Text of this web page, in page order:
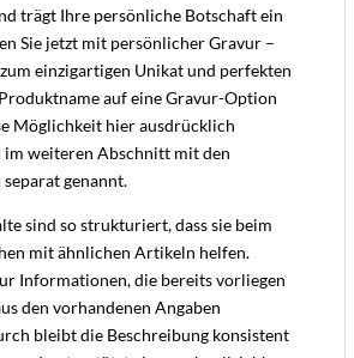
trägt Ihre persönliche Botschaft ein
Sie jetzt mit persönlicher Gravur –
einzigartigen Unikat und perfekten
auf eine Gravur-Option
Möglichkeit hier ausdrücklich
weiteren Abschnitt mit den
genannt.
sind so strukturiert, dass sie beim
mit ähnlichen Artikeln helfen.
Informationen, die bereits vorliegen
den vorhandenen Angaben
bleibt die Beschreibung konsistent